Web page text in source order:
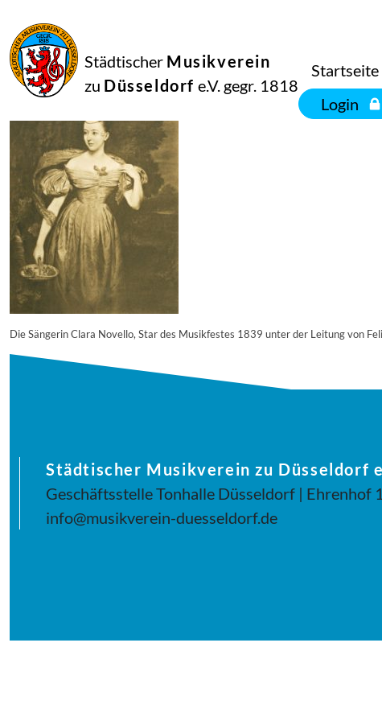
Städtischer Musikverein
zu Düsseldorf e.V. gegr. 1818
Startseite
Login
Februar
2018
Netkotec
hhi-229
Die Sängerin Clara Novello, Star des Musikfestes 1839 unter der Leitung von
Städtischer Musikverein zu Düsseldorf
Geschäftsstelle Tonhalle Düsseldorf | Ehrenhof
info@musikverein-duesseldorf.de